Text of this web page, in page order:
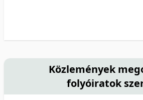
Közlemények
folyóiratok